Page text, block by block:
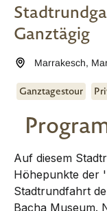
Ganztägig
Marrakesch,
Ganztagestour
Auf diesem
Höhepunkte der
Stadtrundfahrt
Bacha Museum.